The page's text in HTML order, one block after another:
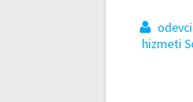
hizmeti